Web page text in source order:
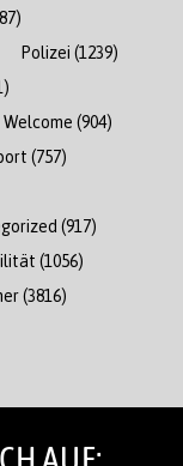
Polizei (1239)
(904)
(757)
(917)
(1056)
(3816)